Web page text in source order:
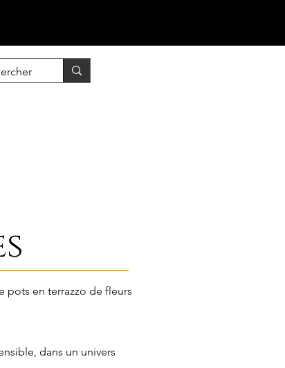
/ Se connecter
pots en terrazzo de fleurs
dans un univers